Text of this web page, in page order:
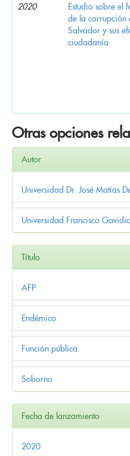
2020
Estudio sobre el
de la corrupción
Salvador y sus
ciudadanía
Otras opciones
Autor
Universidad Dr. José Matías
Universidad Francisco Gavidia
Título
AFP
Endémico
Función pública
Soborno
Fecha de lanzamiento
2020